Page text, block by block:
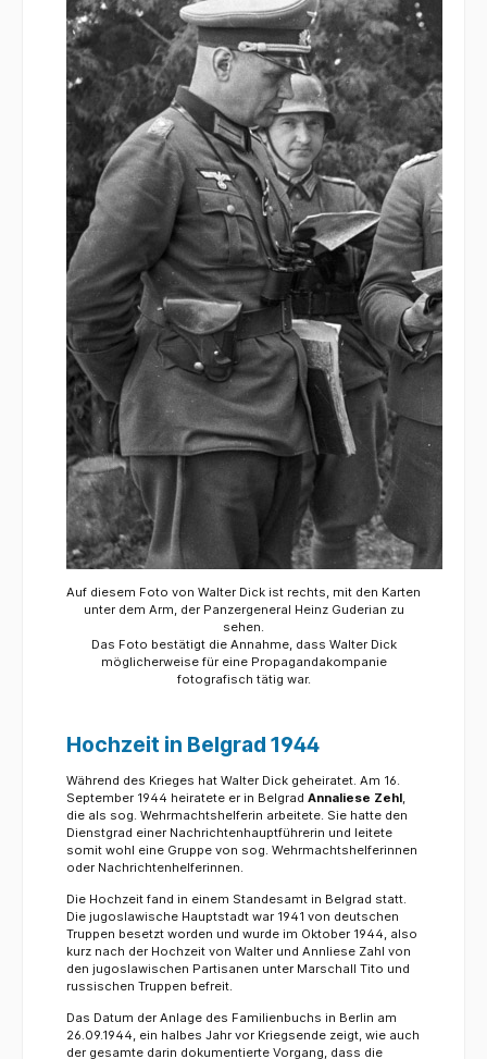
Auf diesem Foto von Walter Dick ist rechts, mit den Karten
unter dem Arm, der Panzergeneral Heinz Guderian zu
sehen.
Das Foto bestätigt die Annahme, dass Walter Dick
möglicherweise für eine Propagandakompanie
fotografisch tätig war.
Hochzeit in Belgrad 1944
Während des Krieges hat Walter Dick geheiratet. Am 16.
September 1944 heiratete er in Belgrad Annaliese Zehl,
die als sog. Wehrmachtshelferin arbeitete. Sie hatte den
Dienstgrad einer Nachrichtenhauptführerin und leitete
somit wohl eine Gruppe von sog. Wehrmachtshelferinnen
oder Nachrichtenhelferinnen.
Die Hochzeit fand in einem Standesamt in Belgrad statt.
Die jugoslawische Hauptstadt war 1941 von deutschen
Truppen besetzt worden und wurde im Oktober 1944, also
kurz nach der Hochzeit von Walter und Annliese Zahl von
den jugoslawischen Partisanen unter Marschall Tito und
russischen Truppen befreit.
Das Datum der Anlage des Familienbuchs in Berlin am
26.09.1944, ein halbes Jahr vor Kriegsende zeigt, wie auch
der gesamte darin dokumentierte Vorgang, dass die